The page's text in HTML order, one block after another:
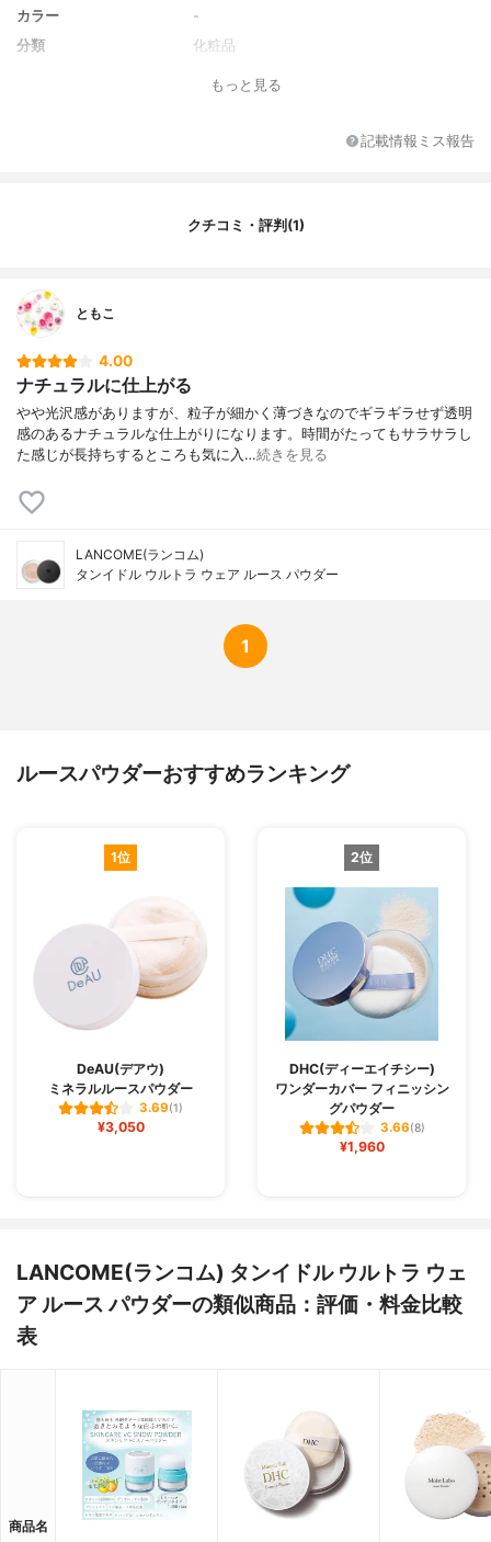
カラー
-
分類
化粧品
もっと見る
記載情報ミス報告
クチコミ・評判(1)
ともこ
4.00
ナチュラルに仕上がる
やや光沢感がありますが、粒子が細かく薄づきなのでギラギラせず透明
感のあるナチュラルな仕上がりになります。時間がたってもサラサラし
た感じが長持ちするところも気に入…続きを見る
LANCOME(ランコム)
タンイドル ウルトラ ウェア ルース パウダー
1
ルースパウダーおすすめランキング
1位
DeAU(デアウ)
ミネラルルースパウダー
3.69(1)
¥3,050
2位
DHC(ディーエイチシー)
ワンダーカバー フィニッシン
グパウダー
3.66(8)
¥1,960
LANCOME(ランコム) タンイドル ウルトラ ウェ
ア ルース パウダーの類似商品：評価・料金比較
表
商品名